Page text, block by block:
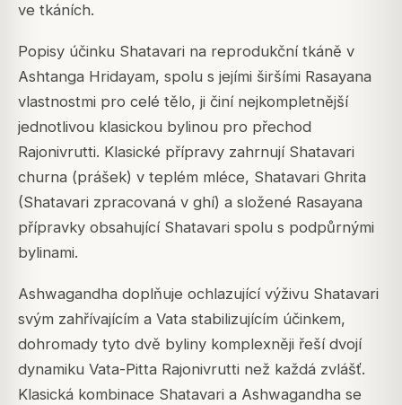
ve tkáních.
Popisy účinku Shatavari na reprodukční tkáně v
Ashtanga Hridayam, spolu s jejími širšími Rasayana
vlastnostmi pro celé tělo, ji činí nejkompletnější
jednotlivou klasickou bylinou pro přechod
Rajonivrutti. Klasické přípravy zahrnují Shatavari
churna (prášek) v teplém mléce, Shatavari Ghrita
(Shatavari zpracovaná v ghí) a složené Rasayana
přípravky obsahující Shatavari spolu s podpůrnými
bylinami.
Ashwagandha doplňuje ochlazující výživu Shatavari
svým zahřívajícím a Vata stabilizujícím účinkem,
dohromady tyto dvě byliny komplexněji řeší dvojí
dynamiku Vata-Pitta Rajonivrutti než každá zvlášť.
Klasická kombinace Shatavari a Ashwagandha se